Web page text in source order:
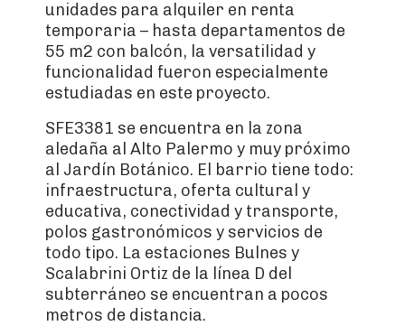
unidades para alquiler en renta
temporaria – hasta departamentos de
55 m2 con balcón, la versatilidad y
funcionalidad fueron especialmente
estudiadas en este proyecto.
SFE3381 se encuentra en la zona
aledaña al Alto Palermo y muy próximo
al Jardín Botánico. El barrio tiene todo:
infraestructura, oferta cultural y
educativa, conectividad y transporte,
polos gastronómicos y servicios de
todo tipo. La estaciones Bulnes y
Scalabrini Ortiz de la línea D del
subterráneo se encuentran a pocos
metros de distancia.